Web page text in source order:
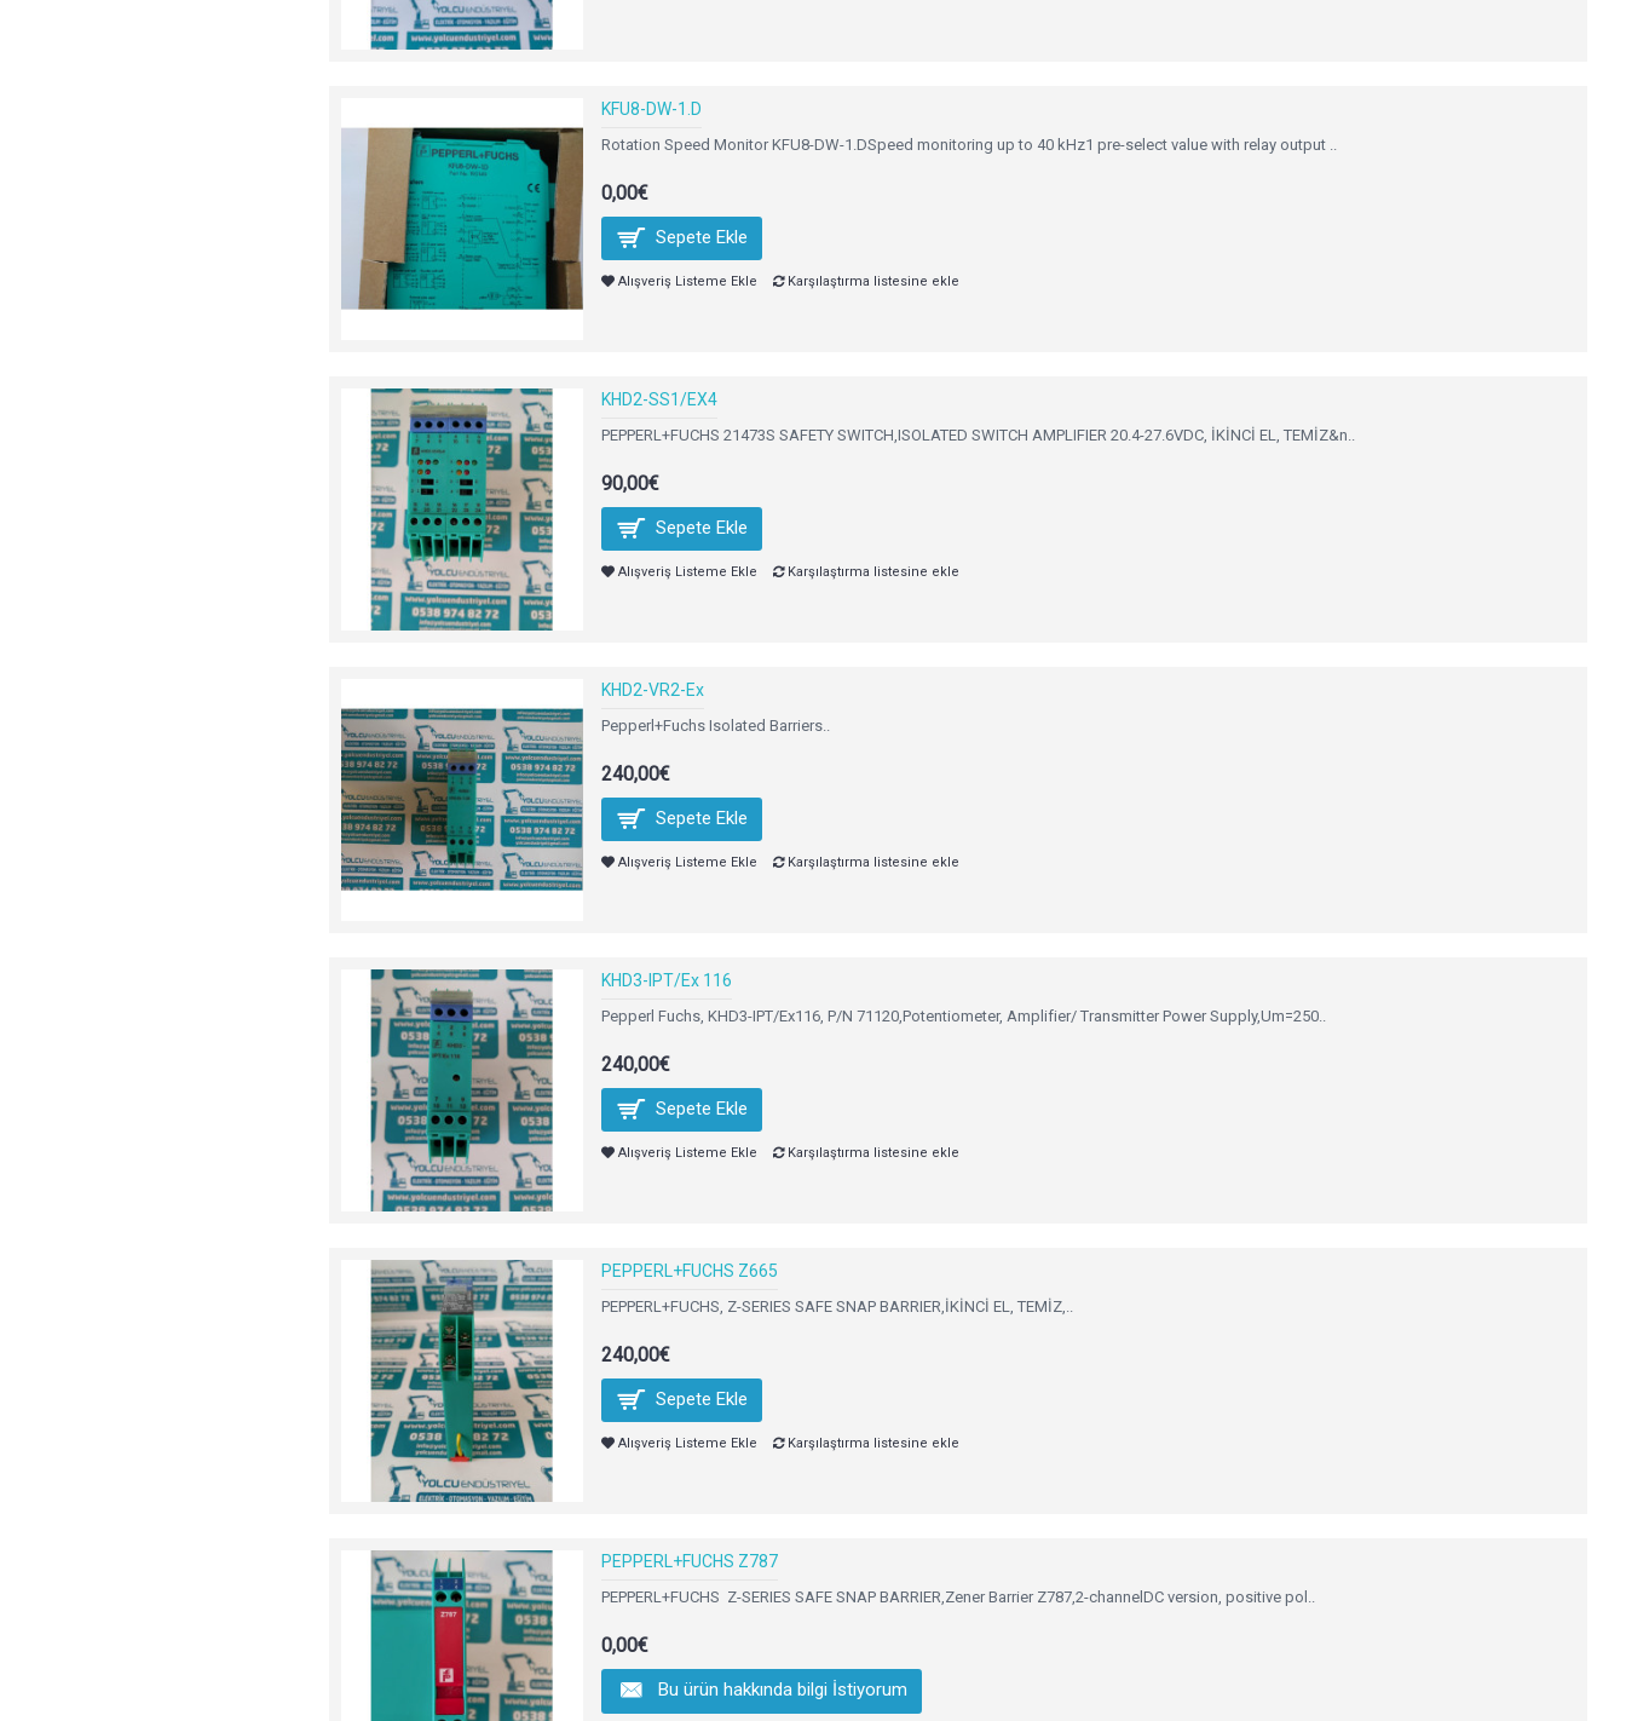
KFU8-DW-1.D
Rotation Speed Monitor KFU8-DW-1.DSpeed monitoring up to 40 kHz1 pre-select value with relay output ..
0,00€
Sepete Ekle
Alışveriş Listeme Ekle Karşılaştırma listesine ekle
KHD2-SS1/EX4
PEPPERL+FUCHS 21473S SAFETY SWITCH,ISOLATED SWITCH AMPLIFIER 20.4-27.6VDC, İKİNCİ EL, TEMİZ&n..
90,00€
Sepete Ekle
Alışveriş Listeme Ekle Karşılaştırma listesine ekle
KHD2-VR2-Ex
Pepperl+Fuchs Isolated Barriers..
240,00€
Sepete Ekle
Alışveriş Listeme Ekle Karşılaştırma listesine ekle
KHD3-IPT/Ex 116
Pepperl Fuchs, KHD3-IPT/Ex116, P/N 71120,Potentiometer, Amplifier/ Transmitter Power Supply,Um=250..
240,00€
Sepete Ekle
Alışveriş Listeme Ekle Karşılaştırma listesine ekle
PEPPERL+FUCHS Z665
PEPPERL+FUCHS, Z-SERIES SAFE SNAP BARRIER,İKİNCİ EL, TEMİZ,..
240,00€
Sepete Ekle
Alışveriş Listeme Ekle Karşılaştırma listesine ekle
PEPPERL+FUCHS Z787
PEPPERL+FUCHS Z-SERIES SAFE SNAP BARRIER,Zener Barrier Z787,2-channelDC version, positive pol..
0,00€
Bu ürün hakkında bilgi İstiyorum